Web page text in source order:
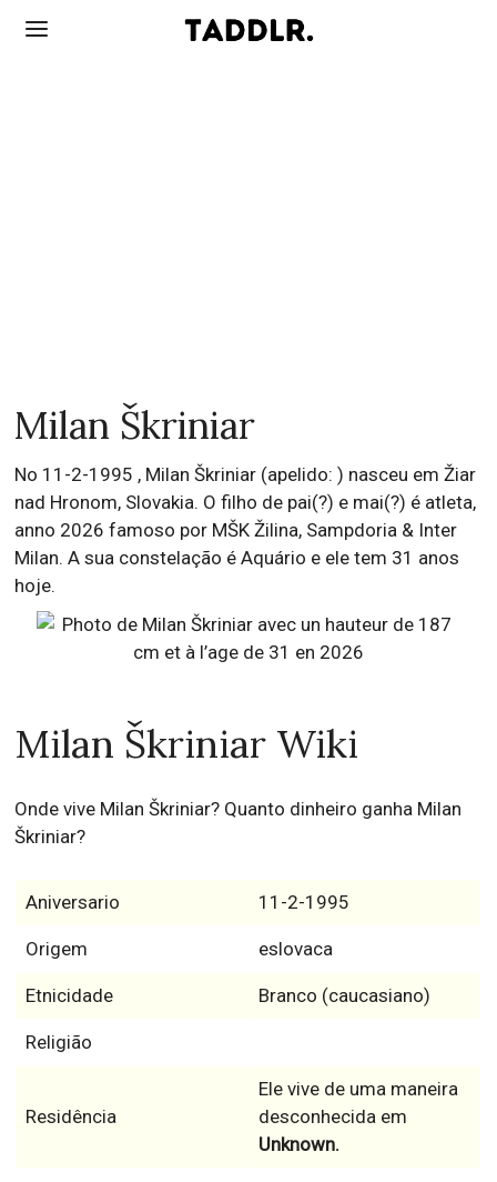
Milan Škriniar
No 11-2-1995 , Milan Škriniar (apelido: ) nasceu em Žiar
nad Hronom, Slovakia. O filho de pai(?) e mai(?) é atleta,
anno 2026 famoso por MŠK Žilina, Sampdoria & Inter
Milan. A sua constelação é Aquário e ele tem 31 anos
hoje.
Milan Škriniar Wiki
Onde vive Milan Škriniar? Quanto dinheiro ganha Milan
Škriniar?
Aniversario 11-2-1995
Origem eslovaca
Etnicidade Branco (caucasiano)
Religião
Residência
Ele vive de uma maneira
desconhecida em
Unknown.